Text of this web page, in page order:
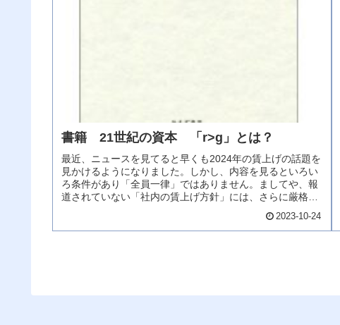
書籍 21世紀の資本 「r>g」とは？
最近、ニュースを見てると早くも2024年の賃上げの話題を
見かけるようになりました。しかし、内容を見るといろい
ろ条件があり「全員一律」ではありません。ましてや、報
道されていない「社内の賃上げ方針」には、さらに厳格化
2023-10-24